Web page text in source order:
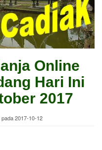
Online
Hari Ini
2017
pada2017-10-12